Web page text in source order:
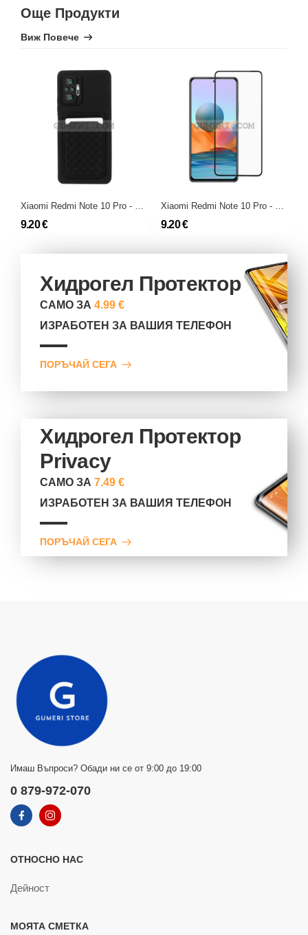
Още Продукти
Виж Повече
Xiaomi Redmi Note 10 Pro - Гръб със Защита на Камерата
9.20 €
Xiaomi Redmi Note 10 Pro - Протектор за Целия Екран
9.20 €
Хидрогел Протектор
САМО ЗА4.99 €
ИЗРАБОТЕН ЗА ВАШИЯ ТЕЛЕФОН
ПОРЪЧАЙ СЕГА
Хидрогел Протектор
Privacy
САМО ЗА7.49 €
ИЗРАБОТЕН ЗА ВАШИЯ ТЕЛЕФОН
ПОРЪЧАЙ СЕГА
Имаш Въпроси? Обади ни се от 9:00 до 19:00
0 879-972-070
ОТНОСНО НАС
Дейност
МОЯТА СМЕТКА